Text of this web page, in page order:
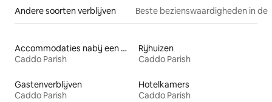
Andere soorten verblijven Beste bezienswaardigheden in de
Accommodaties nabij een meer
Caddo Parish
Rijhuizen
Caddo Parish
Gastenverblijven
Caddo Parish
Hotelkamers
Caddo Parish